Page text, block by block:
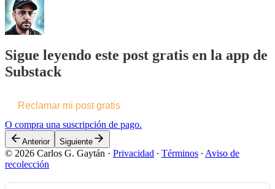
Sigue leyendo este post gratis en la app de
Substack
Reclamar mi post gratis
O compra una suscripción de pago.
Anterior Siguiente
© 2026 Carlos G. Gaytán · Privacidad ∙ Términos ∙ Aviso de
recolección